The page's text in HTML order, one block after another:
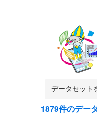
1879件のデー